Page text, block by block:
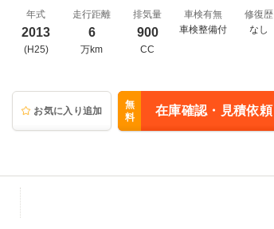
年式
2013
(H25)
走行距離
6
万km
排気量
900
CC
車検有無
車検整備付
修復歴
なし
お気に入り追加
無
料
在庫確認・見積依頼